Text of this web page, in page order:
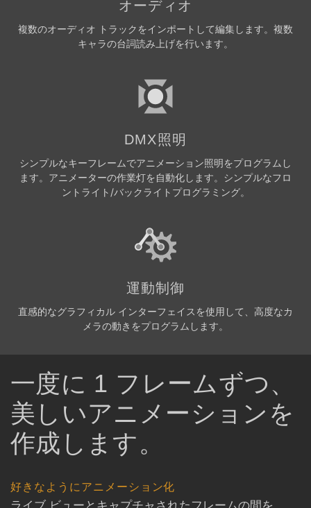
オーディオ
複数のオーディオ トラックをインポートして編集します。複数
キャラの台詞読み上げを行います。
DMX照明
シンプルなキーフレームでアニメーション照明をプログラムし
ます。アニメーターの作業灯を自動化します。シンプルなフロ
ントライト/バックライトプログラミング。
運動制御
直感的なグラフィカル インターフェイスを使用して、高度なカ
メラの動きをプログラムします。
一度に 1 フレームずつ、
美しいアニメーションを
作成します。
好きなようにアニメーション化
ライブ ビューとキャプチャされたフレームの間を